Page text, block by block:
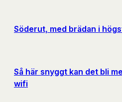
Söderut, med brädan i
Så här snyggt kan det bli
wifi